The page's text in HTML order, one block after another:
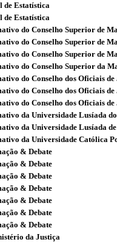
de Estatística
de Estatística
do Conselho Superior de
do Conselho Superior de
do Conselho Superior de
do Conselho Superior da
do Conselho dos Oficiais de
do Conselho dos Oficiais de
do Conselho dos Oficiais de
da Universidade Lusíada
da Universidade Lusíada
da Universidade Católica
& Debate
& Debate
& Debate
& Debate
& Debate
& Debate
& Debate
da Justiça